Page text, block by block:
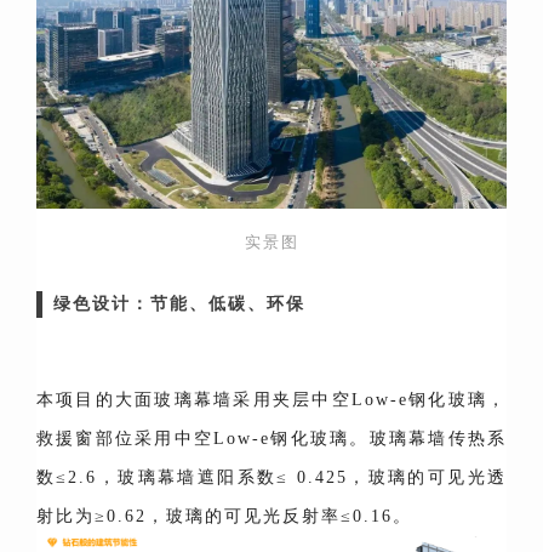
实景图
绿色设计：节能、低碳、环保
本项目的大面玻璃幕墙采用夹层中空Low-e钢化玻璃，
救援窗部位采用中空Low-e钢化玻璃。玻璃幕墙传热系
数≤2.6，玻璃幕墙遮阳系数≤ 0.425，玻璃的可见光透
射比为≥0.62，玻璃的可见光反射率≤0.16。